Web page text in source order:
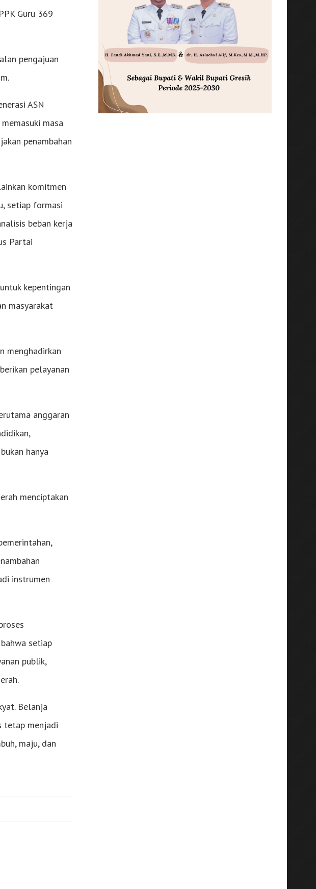
Guru 369
pengajuan
ASN
masa
penambahan
komitmen
setiap formasi
beban kerja
Partai
kepentingan
masyarakat
menghadirkan
pelayanan
anggaran
hanya
menciptakan
instrumen
setiap
publik,
Belanja
tetap menjadi
maju, dan